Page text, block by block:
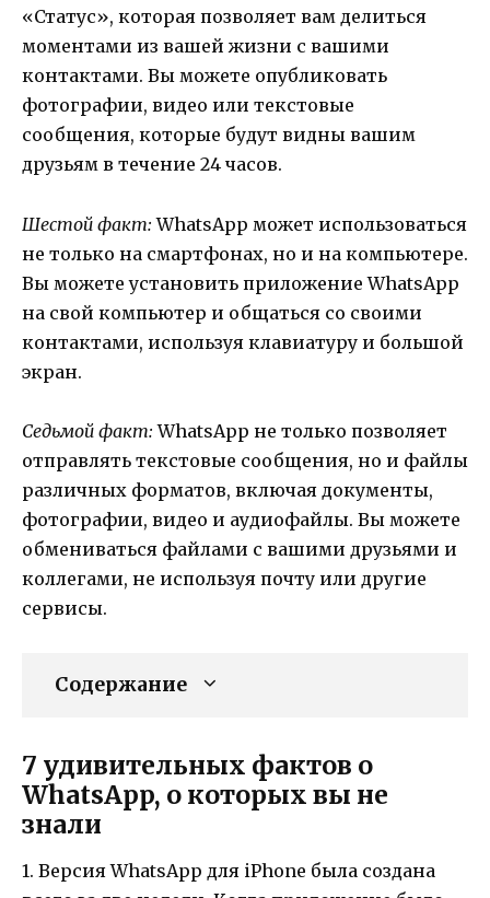
«Статус», которая позволяет вам делиться
моментами из вашей жизни с вашими
контактами. Вы можете опубликовать
фотографии, видео или текстовые
сообщения, которые будут видны вашим
друзьям в течение 24 часов.
Шестой факт: WhatsApp может использоваться
не только на смартфонах, но и на компьютере.
Вы можете установить приложение WhatsApp
на свой компьютер и общаться со своими
контактами, используя клавиатуру и большой
экран.
Седьмой факт: WhatsApp не только позволяет
отправлять текстовые сообщения, но и файлы
различных форматов, включая документы,
фотографии, видео и аудиофайлы. Вы можете
обмениваться файлами с вашими друзьями и
коллегами, не используя почту или другие
сервисы.
Содержание
7 удивительных фактов о
WhatsApp, о которых вы не
знали
1. Версия WhatsApp для iPhone была создана